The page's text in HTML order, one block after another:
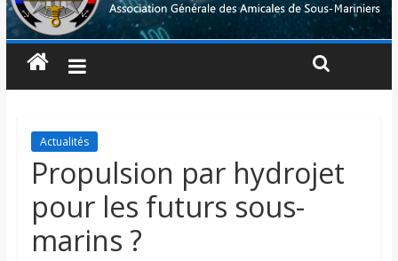
Actualités
Propulsion par hydrojet
pour les futurs sous-
marins ?